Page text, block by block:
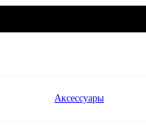
Аксессуары